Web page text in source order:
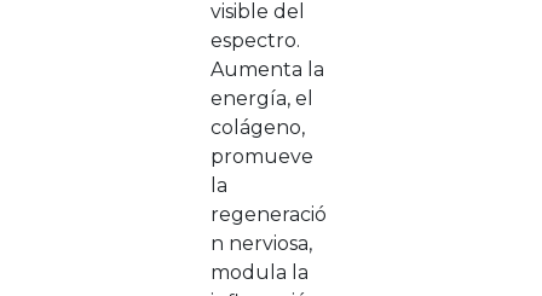
visible del
espectro.
Aumenta la
energía, el
colágeno,
promueve
la
regeneració
n nerviosa,
modula la